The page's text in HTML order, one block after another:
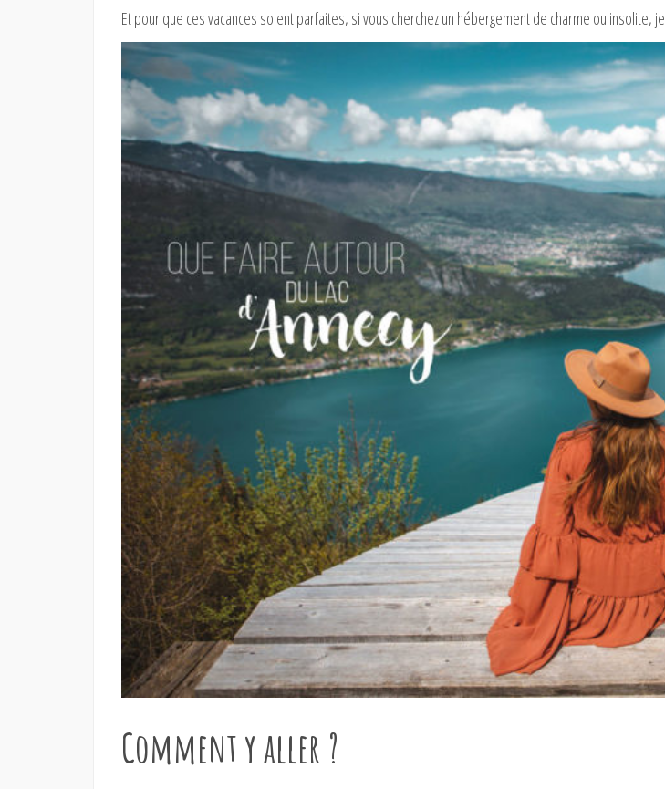
Et pour que ces vacances soient parfaites, si vous cherchez un hébergement de charme ou insolite,
Comment y aller ?